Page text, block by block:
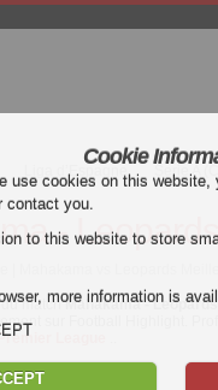
Liga d’Espagne Serie A
- Leopards
matchMahakama - Leopards
sur Football Highlight.
League
Cookie
use cookies on this website,
contact you.
to this website to store
more information is